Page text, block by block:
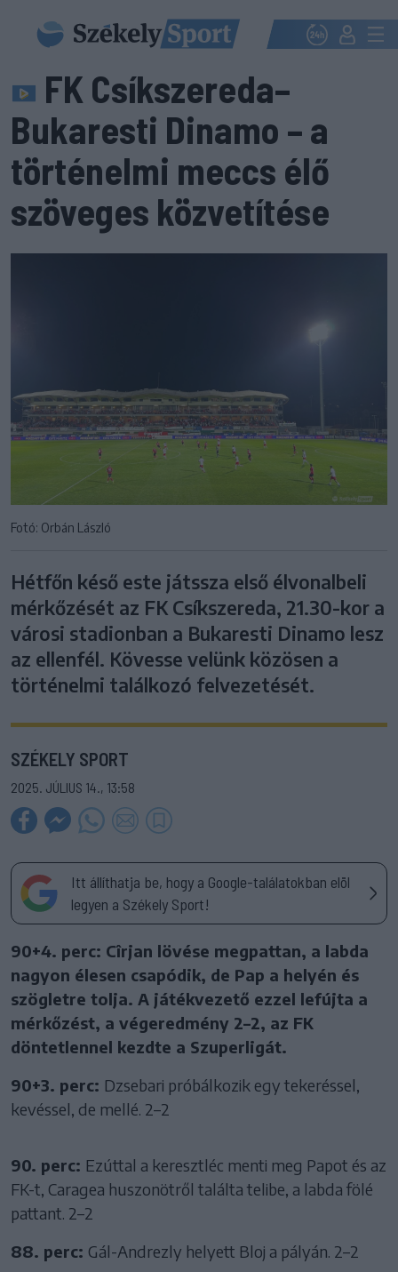
FK Csíkszereda–
Bukaresti Dinamo – a
történelmi meccs élő
szöveges közvetítése
Fotó: Orbán László
Hétfőn késő este játssza első élvonalbeli
mérkőzését az FK Csíkszereda, 21.30-kor a
városi stadionban a Bukaresti Dinamo lesz
az ellenfél. Kövesse velünk közösen a
történelmi találkozó felvezetését.
SZÉKELY SPORT
2025. JÚLIUS 14., 13:58
Itt állíthatja be, hogy a Google-találatokban elöl
legyen a Székely Sport!
90+4. perc: Cîrjan lövése megpattan, a labda
nagyon élesen csapódik, de Pap a helyén és
szögletre tolja. A játékvezető ezzel lefújta a
mérkőzést, a végeredmény 2–2, az FK
döntetlennel kezdte a Szuperligát.
90+3. perc: Dzsebari próbálkozik egy tekeréssel,
kevéssel, de mellé. 2–2
90. perc: Ezúttal a keresztléc menti meg Papot és az
FK-t, Caragea huszonötről találta telibe, a labda fölé
pattant. 2–2
88. perc: Gál-Andrezly helyett Bloj a pályán. 2–2